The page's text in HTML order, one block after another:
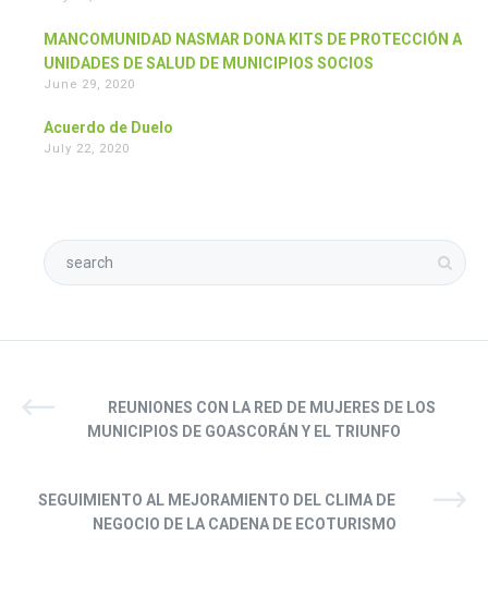
MANCOMUNIDAD NASMAR DONA KITS DE PROTECCIÓN A
UNIDADES DE SALUD DE MUNICIPIOS SOCIOS
June 29, 2020
Acuerdo de Duelo
July 22, 2020
REUNIONES CON LA RED DE MUJERES DE LOS
MUNICIPIOS DE GOASCORÁN Y EL TRIUNFO
SEGUIMIENTO AL MEJORAMIENTO DEL CLIMA DE
NEGOCIO DE LA CADENA DE ECOTURISMO